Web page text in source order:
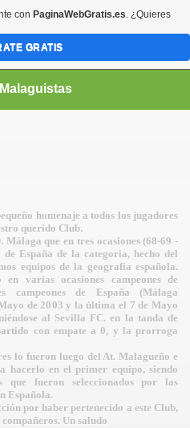
homenaje a todos los jugadores
querido Club.
que en tres ocasiones (68-69 -
España de la categoria, hecho del
equipos de la geografia española.
varias ocasiones campeones de
campeones de España (Málaga
de 2003 y la última el 7 de Mayo
al Sevilla FC. en la tanda de
con empate a 0, y la prorroga
lo fueron luego del At. Malagueño e
hacerlo en el primer equipo, siendo
que fueron seleccionados por las
Española.
por haber pertenecido a este Club,
Un saludo
con PaginaWebGratis.es. ¿Quieres
GRATIS